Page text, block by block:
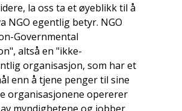
la oss ta et øyeblikk til å
NGO egentlig betyr. NGO
Governmental
altså en "ikke-
organisasjon, som har et
enn å tjene penger til sine
organisasjonene opererer